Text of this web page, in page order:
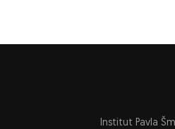
Institut Pavla